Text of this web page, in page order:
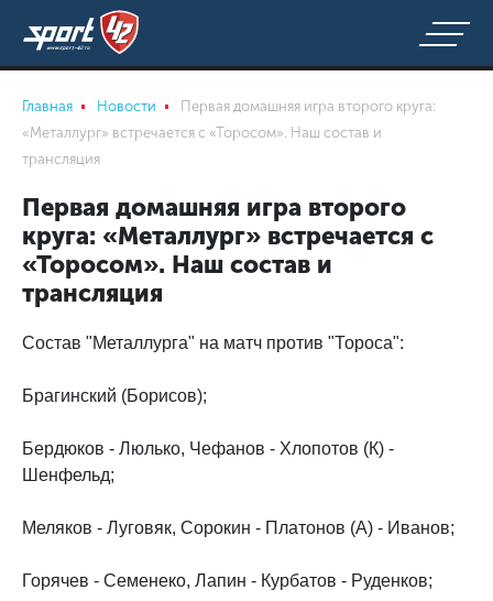
Главная Новости
Первая домашняя игра второго круга:
«Металлург» встречается с «Торосом». Наш состав и
трансляция
Первая домашняя игра второго
круга: «Металлург» встречается с
«Торосом». Наш состав и
трансляция
Состав "Металлурга" на матч против "Тороса":
Брагинский (Борисов);
Бердюков - Люлько, Чефанов - Хлопотов (К) -
Шенфельд;
Меляков - Луговяк, Сорокин - Платонов (А) - Иванов;
Горячев - Семенеко, Лапин - Курбатов - Руденков;